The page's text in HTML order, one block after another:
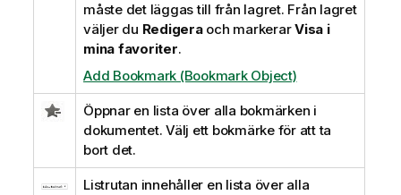
måste det läggas till från lagret. Från lagret
väljer du Redigeraoch markerarVisa i
mina favoriter.
Add Bookmark (Bookmark Object)
Öppnar en lista över alla bokmärken i
dokumentet. Välj ett bokmärke för att ta
bort det.
Listrutan innehåller en lista över alla